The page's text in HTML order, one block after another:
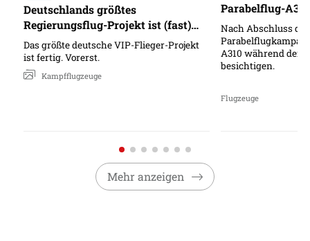
Deutschlands größtes
Regierungsflug-Projekt ist (fast)
fertig
Das größte deutsche VIP-Flieger-Projekt
ist fertig. Vorerst.​
Kampfflugzeuge
Parabelflug-
Nach Abschluss der
A310 während der
besichtigen.
Flugzeuge
Mehr anzeigen